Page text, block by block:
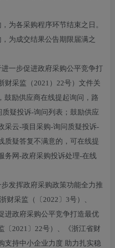
为各采购程序环节结束之日。
为成交结果公告期限届满之
一步促进政府采购公平竞争打
财采监（2021）22号）文件关
鼓励供应商在线提起询问，路
疑投诉-询问列表；鼓励供应
采云-项目采购-询问质疑投诉-
质疑答复不满意的，可在线提
务网-政府采购投诉处理-在线
发挥政府采购政策功能全力推
财采监（〔2022〕3号）、
进政府采购公平竞争打造最优
〔2021〕22号）、《浙江省财
支持中小企业力度 助力扎实稳